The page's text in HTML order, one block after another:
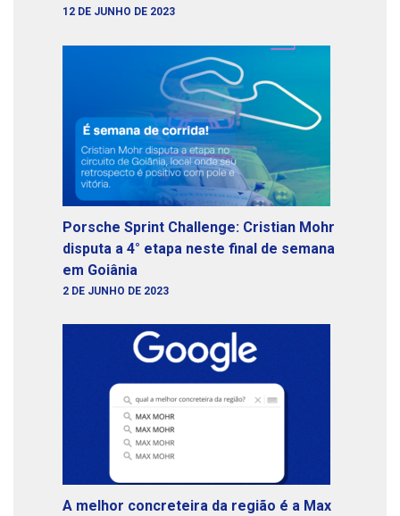
12 DE JUNHO DE 2023
Porsche Sprint Challenge: Cristian Mohr
disputa a 4° etapa neste final de semana
em Goiânia
2 DE JUNHO DE 2023
A melhor concreteira da região é a Max